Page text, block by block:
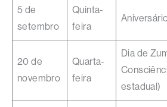
5 de
setembro
Quinta-
feira
20 de
novembro
Quarta-
feira
Dia de
estadual)